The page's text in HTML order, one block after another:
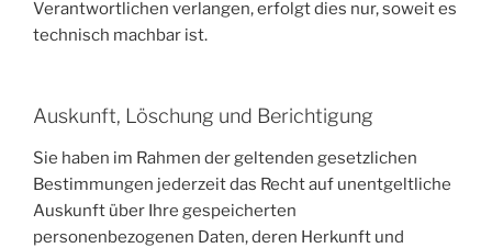
Verantwortlichen verlangen, erfolgt dies nur, soweit es
technisch machbar ist.
Auskunft, Löschung und Berichtigung
Sie haben im Rahmen der geltenden gesetzlichen
Bestimmungen jederzeit das Recht auf unentgeltliche
Auskunft über Ihre gespeicherten
personenbezogenen Daten, deren Herkunft und